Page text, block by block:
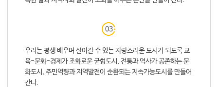
03
우리는 평생 배우며 살아갈 수 있는 자랑스러운 도시가 되도록 교
육-문화-경제가 조화로운 균형도시, 전통과 역사가 공존하는 문
화도시, 주민역량과 지역발전이 순환되는 지속가능도시를 만들어
간다.